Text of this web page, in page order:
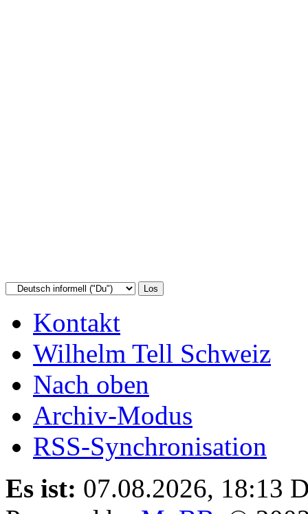
Kontakt
Wilhelm Tell Schweiz
Nach oben
Archiv-Modus
RSS-Synchronisation
Es ist: 07.08.2026, 18:13